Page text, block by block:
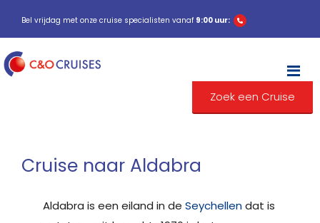
Bel vrijdag met onze cruise specialisten vanaf 9:00 uur:
Zoek een Cruise
Cruise naar Aldabra
Aldabra is een eiland in de Seychellendat is